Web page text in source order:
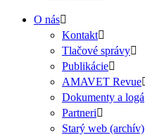
O nás
Kontakt
Tlačové správy
Publikácie
AMAVET Revue
Dokumenty a logá
Partneri
Starý web (archív)